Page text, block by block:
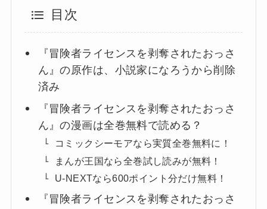
目次
『冒険者ライセンスを剥奪されたおっさ
ん』の原作は、小説家になろうから削除
済み
『冒険者ライセンスを剥奪されたおっさ
ん』の漫画は全巻無料で読める？
コミックシーモアなら実質全巻無料に！
まんが王国なら全巻試し読みが無料！
U-NEXTなら600ポイント分だけ無料！
『冒険者ライセンスを剥奪されたおっさ